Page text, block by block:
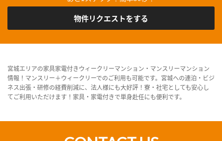
物件リクエストをする
宮城エリアの家具家電付きウィークリーマンション・マンスリーマンション
情報！マンスリー＋ウィークリーでのご利用も可能です。宮城への連泊・ビジ
ネス出張・研修の経費削減に、法人様にも大好評！寮・社宅としても安心し
てご利用いただけます！家具・家電付きで単身赴任にも便利です。